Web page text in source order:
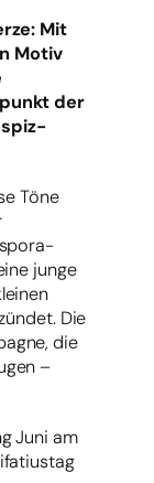
Mit
Motiv
der
Töne
junge
Die
die
–
Juni am